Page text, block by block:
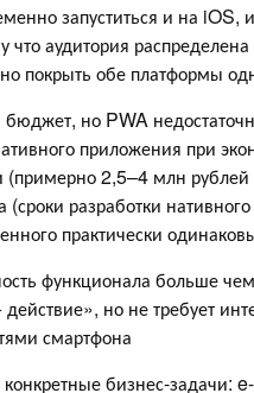
запуститься и на iOS,
что аудитория
покрыть обе платформы
но PWA
приложения при
(примерно 2,5–4 млн рублей
разработки
практически
функционала больше
но не требует
смартфона
бизнес-задачи: